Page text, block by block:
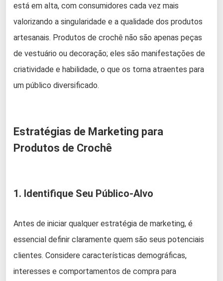
está em alta, com consumidores cada vez mais
valorizando a singularidade e a qualidade dos produtos
artesanais. Produtos de crochê não são apenas peças
de vestuário ou decoração; eles são manifestações de
criatividade e habilidade, o que os torna atraentes para
um público diversificado.
Estratégias de Marketing para
Produtos de Crochê
1. Identifique Seu Público-Alvo
Antes de iniciar qualquer estratégia de marketing, é
essencial definir claramente quem são seus potenciais
clientes. Considere características demográficas,
interesses e comportamentos de compra para